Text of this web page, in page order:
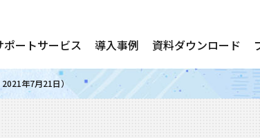
ポートサービス 導入事例 資料ダウンロード
年7月21日）